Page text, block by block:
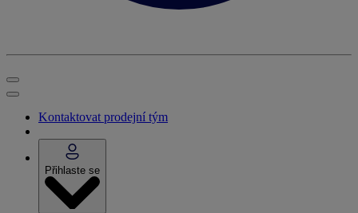
Kontaktovat prodejní tým
Přihlaste se